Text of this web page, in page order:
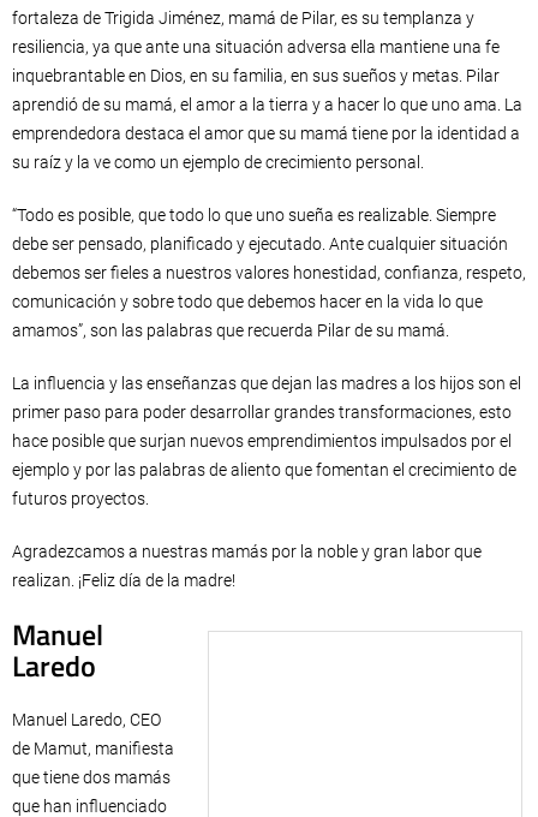
fortaleza de Trigida Jiménez, mamá de Pilar, es su templanza y
resiliencia, ya que ante una situación adversa ella mantiene una fe
inquebrantable en Dios, en su familia, en sus sueños y metas. Pilar
aprendió de su mamá, el amor a la tierra y a hacer lo que uno ama. La
emprendedora destaca el amor que su mamá tiene por la identidad a
su raíz y la ve como un ejemplo de crecimiento personal.
“Todo es posible, que todo lo que uno sueña es realizable. Siempre
debe ser pensado, planificado y ejecutado. Ante cualquier situación
debemos ser fieles a nuestros valores honestidad, confianza, respeto,
comunicación y sobre todo que debemos hacer en la vida lo que
amamos”, son las palabras que recuerda Pilar de su mamá.
La influencia y las enseñanzas que dejan las madres a los hijos son el
primer paso para poder desarrollar grandes transformaciones, esto
hace posible que surjan nuevos emprendimientos impulsados por el
ejemplo y por las palabras de aliento que fomentan el crecimiento de
futuros proyectos.
Agradezcamos a nuestras mamás por la noble y gran labor que
realizan. ¡Feliz día de la madre!
Manuel
Laredo
Manuel Laredo, CEO
de Mamut, manifiesta
que tiene dos mamás
que han influenciado